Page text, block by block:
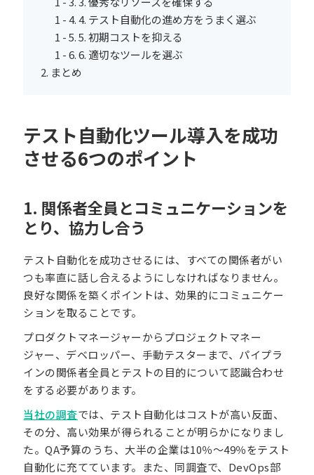
4. テスト自動化の進め方をうまく選ぶ
5. 初期コストを抑える
6. 適切なツールを選ぶ
まとめ
テスト自動化ツール導入を成功
させる6つのポイント
1. 関係者全員とコミュニケーションを
とり、協力し合う
テスト自動化を成功させるには、すべての関係者がい
つも率直に話し合えるようにしなければなりません。
良好な関係を築くポイントは、効果的にコミュニケー
ションを取ることです。
プロダクトマネージャーからプロジェクトマネー
ジャー、デベロッパー、手動テスターまで、パイプラ
インの関係者全員とテストの目的について認識合わせ
をする必要があります。
当社の調査では、テスト自動化はコストが高い反面、
その分、高い効果が得られることが明らかになりまし
た。QA予算のうち、大半の企業は10％～49％をテスト
自動化に充てています。また、同調査で、DevOps部